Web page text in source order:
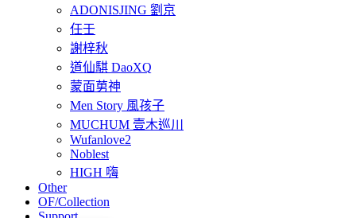
ADONISJING 劉京
任壬
謝梓秋
道仙騏 DaoXQ
蒙面莮神
Men Story 風孩子
MUCHUM 壹木巡川
Wufanlove2
Noblest
HIGH 嗨
Other
OF/Collection